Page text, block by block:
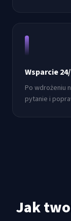
Wsparcie
Po wdrożeniu
pytanie i
Jak